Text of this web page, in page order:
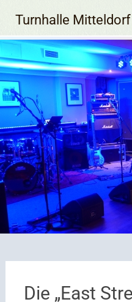
Inhalt
springen
Turnhalle Mitteldorf
Die „East